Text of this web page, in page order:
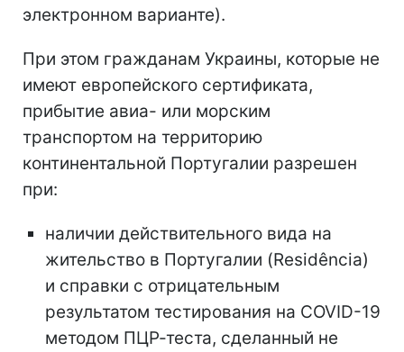
электронном варианте).
При этом гражданам Украины, которые не
имеют европейского сертификата,
прибытие авиа- или морским
транспортом на территорию
континентальной Португалии разрешен
при:
наличии действительного вида на
жительство в Португалии (Residência)
и справки с отрицательным
результатом тестирования на COVID-19
методом ПЦР-теста, сделанный не